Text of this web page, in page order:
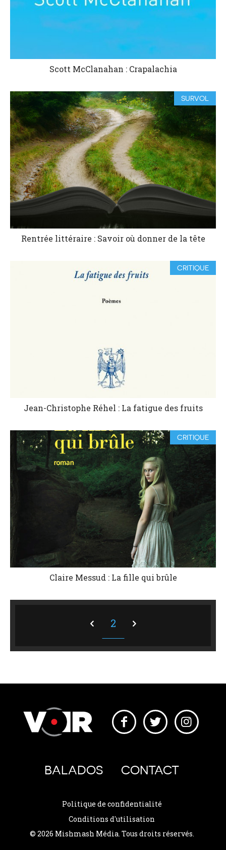
Scott McClanahan : Crapalachia
SURVOL
Rentrée littéraire : Savoir où donner de la tête
CRITIQUE
Jean-Christophe Réhel : La fatigue des fruits
CRITIQUE
Claire Messud : La fille qui brûle
2
BALADOS CONTACT
Politique de confidentialité
Conditions d'utilisation
© 2026 Mishmash Média. Tous droits réservés.